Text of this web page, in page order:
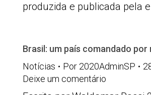
produzida e publicada pela
Brasil: um país comandado por
Notícias
Por 2020AdminSP
Deixe um comentário